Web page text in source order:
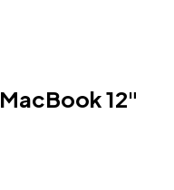
MacBook 12"